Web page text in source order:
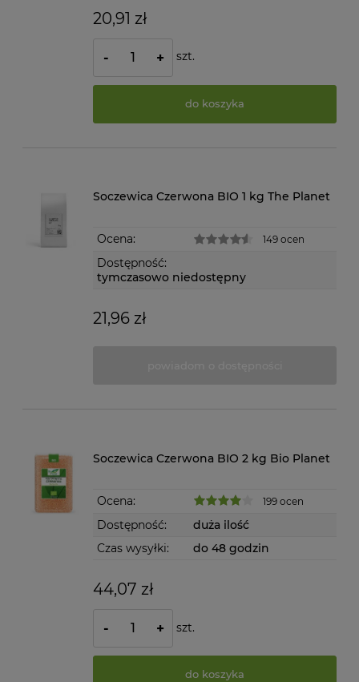
20,91 zł
- + szt.
do koszyka
Soczewica Czerwona BIO 1 kg The Planet
Ocena: 149 ocen
Dostępność:
tymczasowo niedostępny
21,96 zł
Soczewica Czerwona BIO 2 kg Bio Planet
Ocena: 199 ocen
Dostępność:
duża ilość
Czas wysyłki:
do 48 godzin
44,07 zł
- + szt.
do koszyka